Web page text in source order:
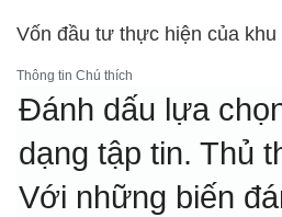
Vốn đầu tư thực hiện của
Thông tin Chú thích
Đánh dấu lựa
dạng tập tin.Thủ
Với những biến